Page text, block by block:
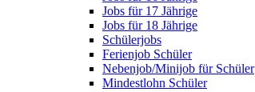
Jobs für 17 Jährige
Jobs für 18 Jährige
Schülerjobs
Ferienjob Schüler
Nebenjob/Minijob für Schüler
Mindestlohn Schüler